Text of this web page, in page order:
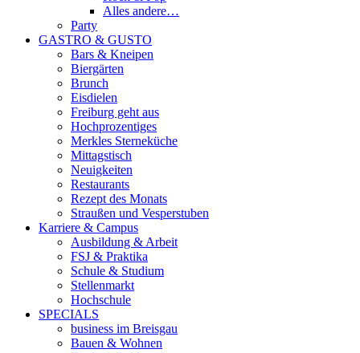
Alles andere…
Party
GASTRO & GUSTO
Bars & Kneipen
Biergärten
Brunch
Eisdielen
Freiburg geht aus
Hochprozentiges
Merkles Sterneküche
Mittagstisch
Neuigkeiten
Restaurants
Rezept des Monats
Straußen und Vesperstuben
Karriere & Campus
Ausbildung & Arbeit
FSJ & Praktika
Schule & Studium
Stellenmarkt
Hochschule
SPECIALS
business im Breisgau
Bauen & Wohnen